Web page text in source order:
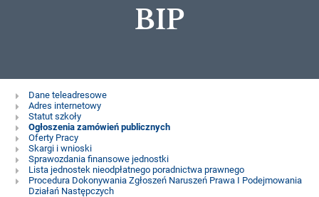
BIP
BIPDane teleadresowe
Adres internetowy
Statut szkoły
Ogłoszenia zamówień publicznych
Oferty Pracy
Skargi i wnioski
Sprawozdania finansowe jednostki
Lista jednostek nieodpłatnego poradnictwa prawnego
Procedura Dokonywania Zgłoszeń Naruszeń Prawa I Podejmowania
Działań Następczych